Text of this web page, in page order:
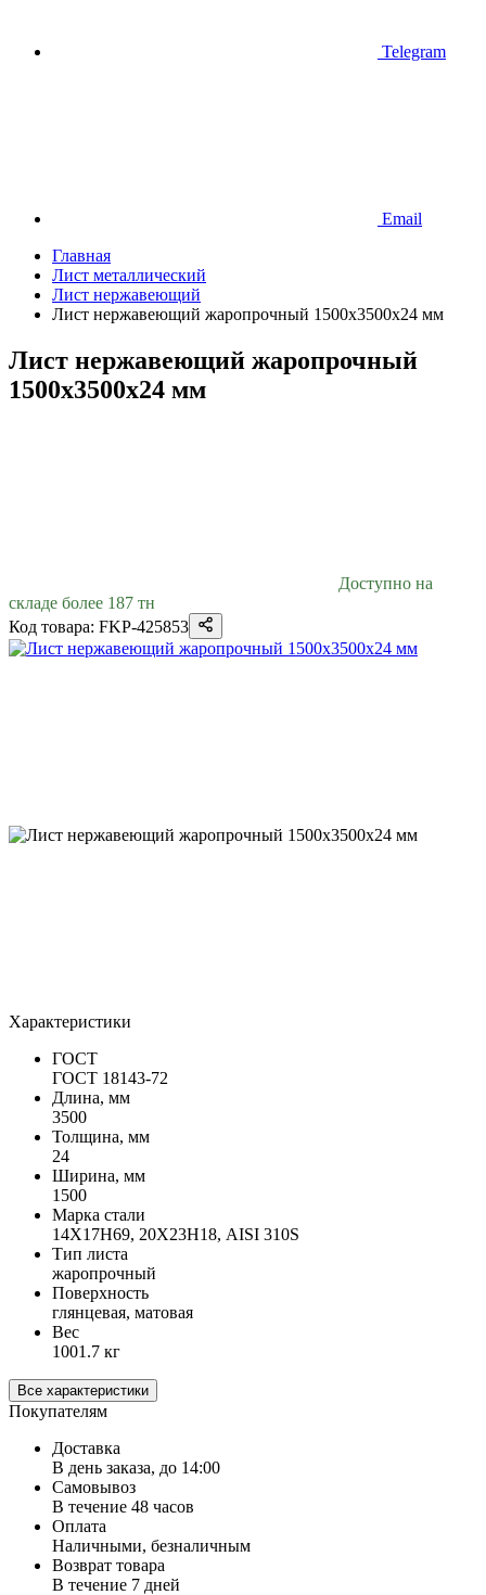
Telegram
Email
Главная
Лист металлический
Лист нержавеющий
Лист нержавеющий жаропрочный 1500х3500х24 мм
Лист нержавеющий жаропрочный
1500х3500х24 мм
Доступно на
складе более 187 тн
Код товара: FKP-425853
Характеристики
ГОСТ
ГОСТ 18143-72
Длина, мм
3500
Толщина, мм
24
Ширина, мм
1500
Марка стали
14Х17Н69, 20Х23Н18, AISI 310S
Тип листа
жаропрочный
Поверхность
глянцевая, матовая
Вес
1001.7 кг
Все характеристики
Покупателям
Доставка
В день заказа, до 14:00
Самовывоз
В течение 48 часов
Оплата
Наличными, безналичным
Возврат товара
В течение 7 дней